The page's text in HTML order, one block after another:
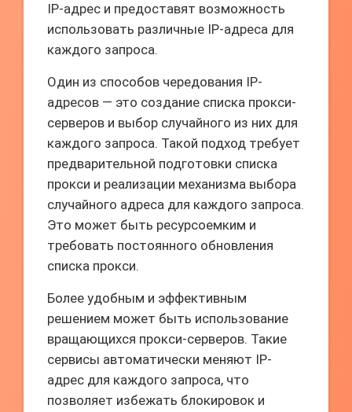
IP-адрес и предоставят возможность
использовать различные IP-адреса для
каждого запроса.
Один из способов чередования IP-
адресов — это создание списка прокси-
серверов и выбор случайного из них для
каждого запроса. Такой подход требует
предварительной подготовки списка
прокси и реализации механизма выбора
случайного адреса для каждого запроса.
Это может быть ресурсоемким и
требовать постоянного обновления
списка прокси.
Более удобным и эффективным
решением может быть использование
вращающихся прокси-серверов. Такие
сервисы автоматически меняют IP-
адрес для каждого запроса, что
позволяет избежать блокировок и